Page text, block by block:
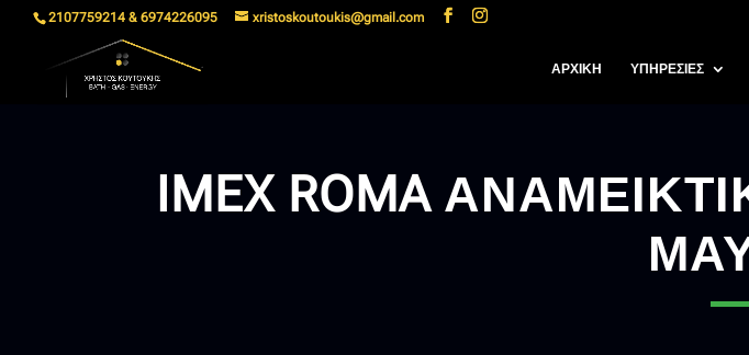
2107759214 & 6974226095 xristoskoutoukis@gmail.com
ΑΡΧΙΚΗ ΥΠΗΡΕΣΙΕΣ
IMEX ROMA